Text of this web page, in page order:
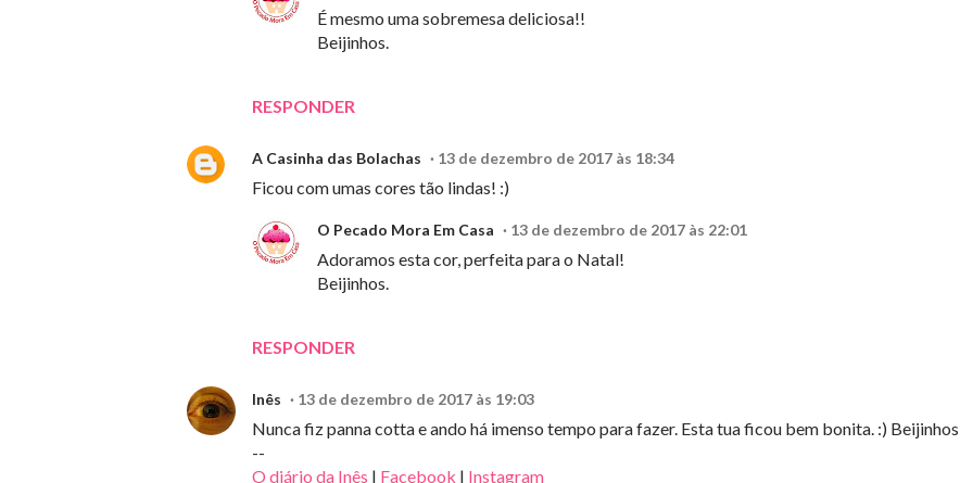
RESPONDER
É mesmo uma sobremesa deliciosa!!
Beijinhos.
A Casinha das Bolachas 13 de dezembro de 2017 às 18:34
Ficou com umas cores tão lindas! :)
RESPONDER
O Pecado Mora Em Casa 13 de dezembro de 2017 às 22:01
Adoramos esta cor, perfeita para o Natal!
Beijinhos.
Inês 13 de dezembro de 2017 às 19:03
Nunca fiz panna cotta e ando há imenso tempo para fazer. Esta tua ficou bem bonita. :) Beijinhos
--
O diário da Inês | Facebook | Instagram